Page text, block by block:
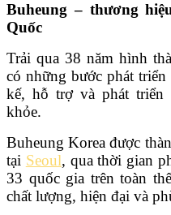
Buheung – thương
Quốc
Trải qua 38 năm hình
có những bước phát
kế, hỗ trợ và phát triển
khỏe.
Buheung Korea được
tại Seoul, qua thời gian
33 quốc gia trên toàn
chất lượng, hiện đại và